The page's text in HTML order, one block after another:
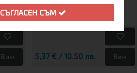
Виж 5,37 € / 10.50 лв. Виж
СЪГЛАСЕН СЪМ